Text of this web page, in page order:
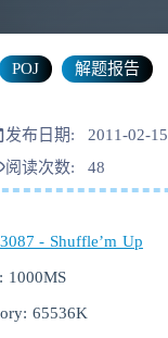
POJ 解题报告
发布日期: 2011-02-15
阅读次数:48
- Shuffle’m Up
1000MS
65536K